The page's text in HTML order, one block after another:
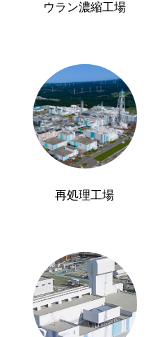
ウラン濃縮工場
再処理工場